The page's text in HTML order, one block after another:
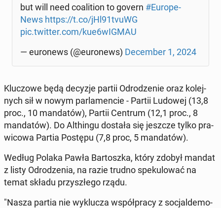
but will need co­ali­tion to govern #Eu­ro­pe­
News https://t.co/jHl91tvuWG
pic.twitter.com/kue6wIGMAU
— eu­ro­news (@eu­ro­news) De­cem­ber 1, 2024
Klu­czo­we będą decyzje partii Od­ro­dze­nie oraz ko­lej­
nych sił w nowym par­la­men­cie - Partii Ludowej (13,8
proc., 10 man­da­tów), Partii Centrum (12,1 proc., 8
man­da­tów). Do Al­thin­gu dostała się jeszcze tylko pra­
wi­co­wa Partia Postępu (7,8 proc, 5 man­da­tów).
Według Polaka Pawła Bar­tosz­ka, który zdobył mandat
z listy Od­ro­dze­nia, na razie trudno spe­ku­lo­wać na
temat składu przy­szłe­go rządu.
"Nasza partia nie wy­klu­cza współ­pra­cy z so­cjal­de­mo­